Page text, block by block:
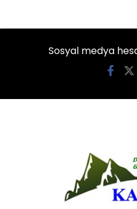
Sosyal medya